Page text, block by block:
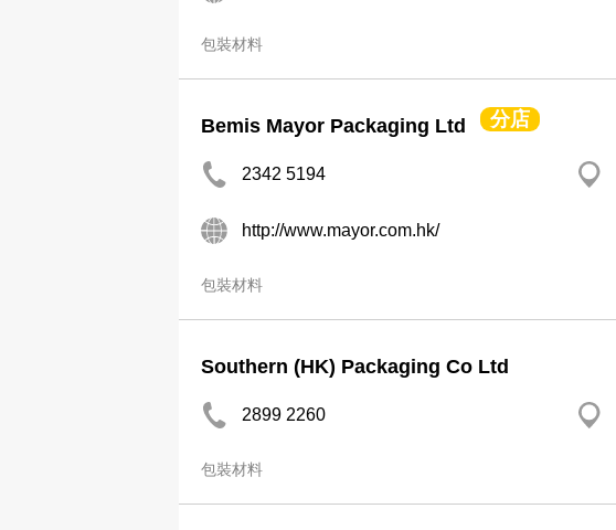
包裝材料
Bemis Mayor Packaging Ltd 分店
2342 5194
http://www.mayor.com.hk/
包裝材料
Southern (HK) Packaging Co Ltd
2899 2260
包裝材料